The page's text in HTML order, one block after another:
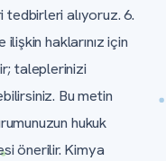
tedbirleri alıyoruz. 6.
haklarınız için
taleplerinizi
Bu metin
hukuk
önerilir. Kimya